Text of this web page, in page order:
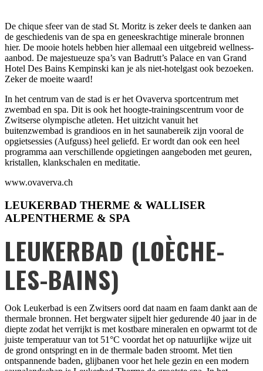
De chique sfeer van de stad St. Moritz is zeker deels te danken aan
de geschiedenis van de spa en geneeskrachtige minerale bronnen
hier. De mooie hotels hebben hier allemaal een uitgebreid wellness-
aanbod. De majestueuze spa’s van Badrutt’s Palace en van Grand
Hotel Des Bains Kempinski kan je als niet-hotelgast ook bezoeken.
Zeker de moeite waard!
In het centrum van de stad is er het Ovaverva sportcentrum met
zwembad en spa. Dit is ook het hoogte-trainingscentrum voor de
Zwitserse olympische atleten. Het uitzicht vanuit het
buitenzwembad is grandioos en in het saunabereik zijn vooral de
opgietsessies (Aufguss) heel geliefd. Er wordt dan ook een heel
programma aan verschillende opgietingen aangeboden met geuren,
kristallen, klankschalen en meditatie.
www.ovaverva.ch
LEUKERBAD THERME & WALLISER
ALPENTHERME & SPA
LEUKERBAD (LOÈCHE-
LES-BAINS)
Ook Leukerbad is een Zwitsers oord dat naam en faam dankt aan de
thermale bronnen. Het bergwater sijpelt hier gedurende 40 jaar in de
diepte zodat het verrijkt is met kostbare mineralen en opwarmt tot de
juiste temperatuur van tot 51°C voordat het op natuurlijke wijze uit
de grond ontspringt en in de thermale baden stroomt. Met tien
ontspannende baden, glijbanen voor het hele gezin en een modern